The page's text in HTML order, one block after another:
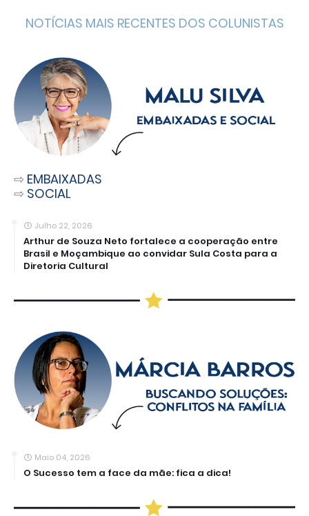
NOTÍCIAS MAIS RECENTES DOS COLUNISTAS
⇨ EMBAIXADAS
⇨ SOCIAL
Julho 22, 2026
Arthur de Souza Neto fortalece a cooperação entre
Brasil e Moçambique ao convidar Sula Costa para a
Diretoria Cultural
Maio 04, 2026
O Sucesso tem a face da mãe: fica a dica!